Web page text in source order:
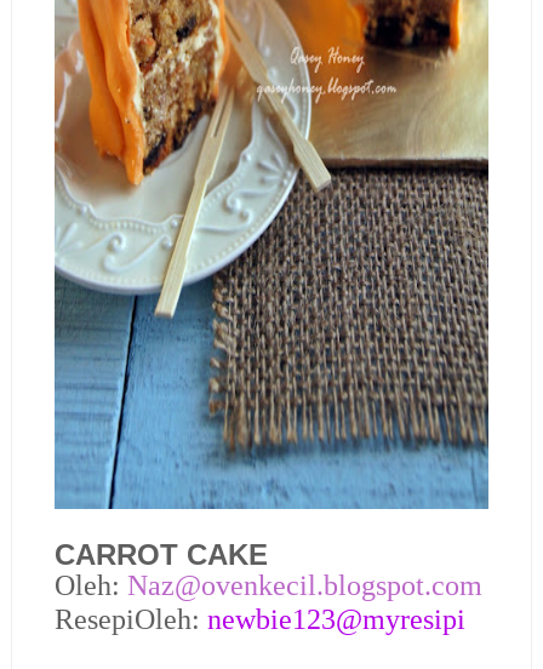
CARROT CAKE
Oleh: Naz@ovenkecil.blogspot.com
ResepiOleh: newbie123@myresipi